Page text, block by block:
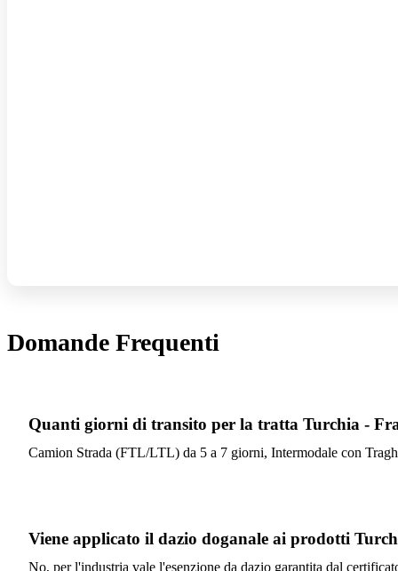
Domande Frequenti
Quanti giorni di transito per la tratta Turchia -
Camion Strada (FTL/LTL) da 5 a 7 giorni, Intermodale con
Viene applicato il dazio doganale ai prodotti
No, per l'industria vale l'esenzione da dazio garantita dal